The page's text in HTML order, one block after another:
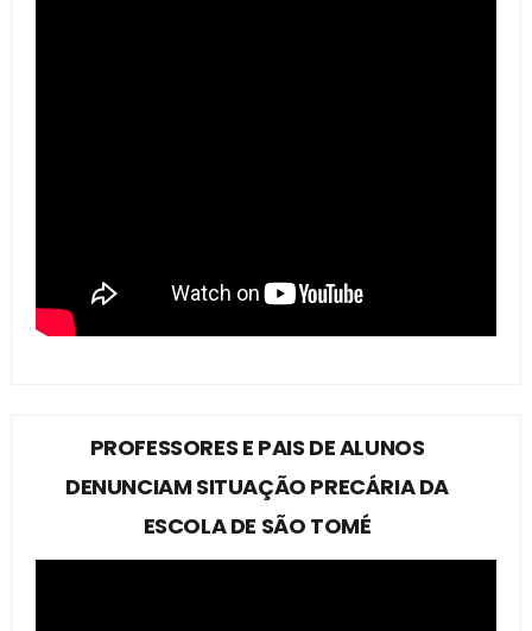
PROFESSORES E PAIS DE ALUNOS
DENUNCIAM SITUAÇÃO PRECÁRIA DA
ESCOLA DE SÃO TOMÉ